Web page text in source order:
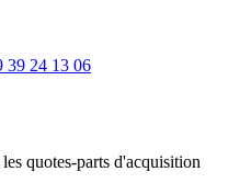
39 24 13 06
quotes-parts d'acquisition